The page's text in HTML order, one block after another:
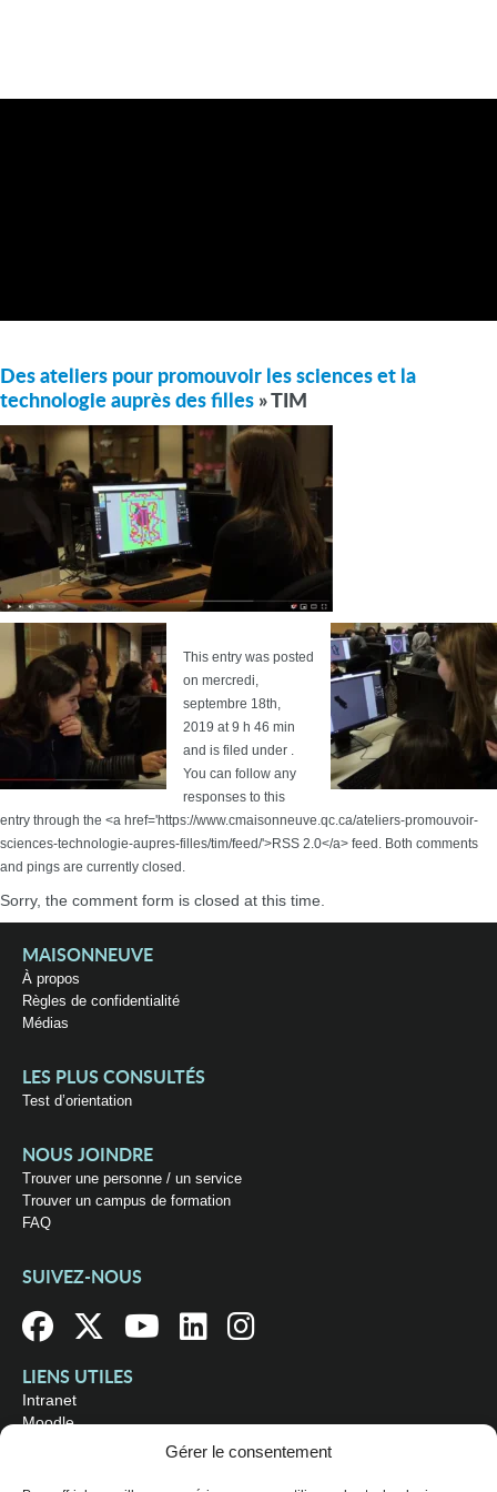
Gérer le consentement
Des ateliers pour promouvoir les sciences et la
technologie auprès des filles » TIM
This entry was posted
on mercredi,
septembre 18th,
2019 at 9 h 46 min
and is filed under .
You can follow any
responses to this
entry through the <a href='https://www.cmaisonneuve.qc.ca/ateliers-promouvoir-
sciences-technologie-aupres-filles/tim/feed/'>RSS 2.0</a> feed. Both comments
and pings are currently closed.
Sorry, the comment form is closed at this time.
MAISONNEUVE
À propos
Règles de confidentialité
Médias
LES PLUS CONSULTÉS
Test d’orientation
NOUS JOINDRE
Trouver une personne / un service
Trouver un campus de formation
FAQ
SUIVEZ-NOUS
LIENS UTILES
Intranet
Moodle